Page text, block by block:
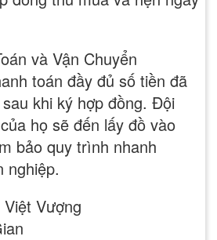
và Vận Chuyển
toán đầy đủ số tiền đã
khi ký hợp đồng. Đội
họ sẽ đến lấy đồ vào
bảo quy trình nhanh
nghiệp.
Vượng